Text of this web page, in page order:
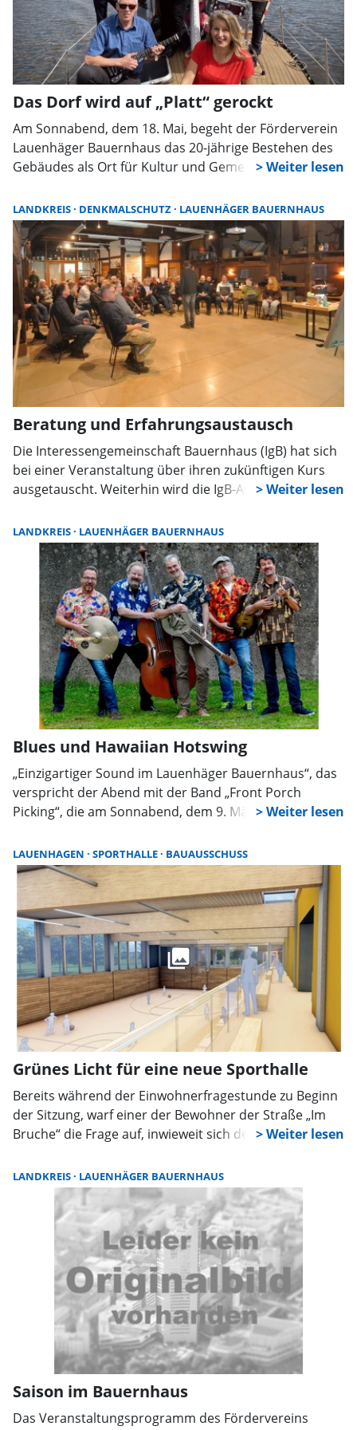
Das Dorf wird auf „Platt“ gerockt
Am Sonnabend, dem 18. Mai, begeht der Förderverein
Lauenhäger Bauernhaus das 20-jährige Bestehen des
Gebäudes als Ort für Kultur und Gemeinschaft mit
Band „Wattenläufer“ dem Publikum kräftig einheizen,
und zwar mit plattdeutschen Texten.
LANDKREIS DENKMALSCHUTZ LAUENHÄGER BAUERNHAUS
Beratung und Erfahrungsaustausch
Die Interessengemeinschaft Bauernhaus (IgB) hat sich
bei einer Veranstaltung über ihren zukünftigen Kurs
ausgetauscht. Weiterhin wird die IgB-Außenstelle ein
organisieren und den internen Austausch pflegen.
LANDKREIS LAUENHÄGER BAUERNHAUS
Blues und Hawaiian Hotswing
„Einzigartiger Sound im Lauenhäger Bauernhaus“, das
verspricht der Abend mit der Band „Front Porch
Picking“, die am Sonnabend, dem 9. März, die
Lauenhäger Bauernhaus zusammengestellten
Kulturprogramms bestreiten. Ab 20 Uhr swingt die
Formation im historischen Gebäude in Hülshagen los.
LAUENHAGEN SPORTHALLE BAUAUSSCHUSS
Grünes Licht für eine neue Sporthalle
Bereits während der Einwohnerfragestunde zu Beginn
der Sitzung, warf einer der Bewohner der Straße „Im
Bruche“ die Frage auf, inwieweit sich der Ausschuss
Parkplätzen auseinandergesetzt habe. Wilhelm
Eickenjäger (CDU) verwies auf den Vortag der
Architekten zu einem späteren Zeitpunkt.
LANDKREIS LAUENHÄGER BAUERNHAUS
Saison im Bauernhaus
Das Veranstaltungsprogramm des Fördervereins